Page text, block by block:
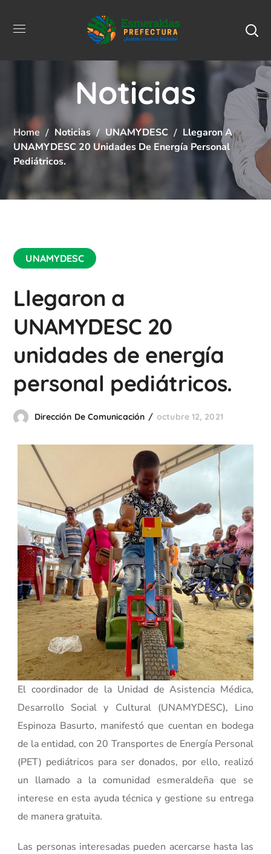
Noticias
Home Noticias UNAMYDESC
Llegaron A
UNAMYDESC 20 Unidades De Energía Personal
Pediátricos.
UNAMYDESC
Llegaron a
UNAMYDESC 20
unidades de energía
personal pediátricos.
Dirección De Comunicación octubre 12, 2021
El coordinador de la Unidad de Asistencia Médica,
Desarrollo Social y Cultural (UNAMYDESC), Lino
Espinoza Basurto, manifestó que cuentan en bodega
de la entidad, con 20 Transportes de Energía Personal
(PET) pediátricos para ser donados, por ello, realizó
un llamado a la comunidad esmeraldeña que se
interese en esta ayuda técnica y gestione su entrega
de manera gratuita.
Las personas interesadas pueden acercarse hasta las